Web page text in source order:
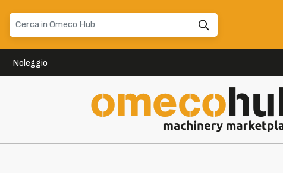
Noleggio